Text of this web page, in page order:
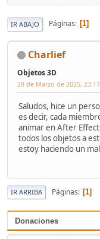
Donaciones
IR ABAJO Páginas 1
Charlief
Objetos 3D
28 de Marzo de 2025,
Saludos, hice un
es decir, cada
animar en After
todos los objetos a
estoy haciendo un
IR ARRIBA Páginas 1